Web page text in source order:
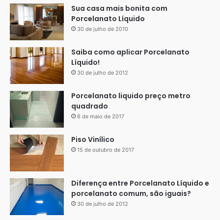
em áreas de grande circulação, como escritórios e
corredores, esse tipo de rodapé se destaca por sua
funcionalidade e versatilidade, agregando valor estético e
prático ao ambiente.
Sua casa mais bonita com
Porcelanato Líquido
30 de julho de 2010
Saiba como aplicar Porcelanato
Líquido!
30 de julho de 2012
Porcelanato liquido preço metro
quadrado
6 de maio de 2017
Piso Vinílico
15 de outubro de 2017
Diferença entre Porcelanato Líquido e
porcelanato comum, são iguais?
30 de julho de 2012